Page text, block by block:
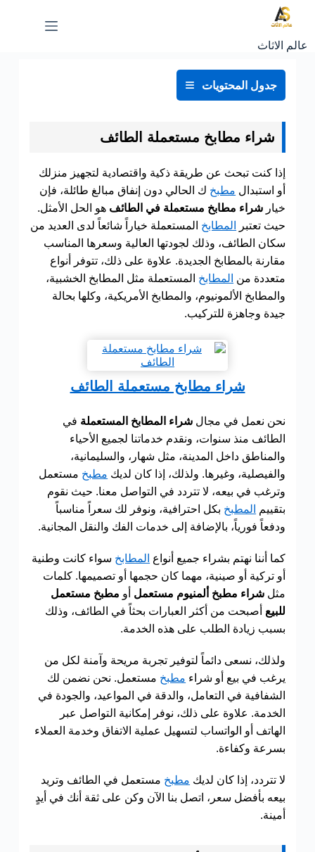
عالم الاثاث
جدول المحتويات
شراء مطابخ مستعملة الطائف
إذا كنت تبحث عن طريقة ذكية واقتصادية لتجهيز منزلك
أو استبدال مطبخ ك الحالي دون إنفاق مبالغ طائلة، فإن
خيار شراء مطابخ مستعملة في الطائف هو الحل الأمثل.
حيث تعتبر
المطابخ المستعملة خياراً شائعاً لدى العديد من
سكان الطائف، وذلك لجودتها العالية وسعرها المناسب
مقارنة بالمطابخ الجديدة. علاوة على ذلك، تتوفر أنواع
متعددة من المطابخ المستعملة مثل المطابخ الخشبية،
والمطابخ الألمونيوم، والمطابخ الأمريكية، وكلها بحالة
جيدة وجاهزة للتركيب.
شراء مطابخ مستعملة الطائف
نحن نعمل في مجال شراء المطابخ المستعملة في
الطائف منذ سنوات، ونقدم خدماتنا لجميع الأحياء
والمناطق داخل المدينة، مثل شهار، والسليمانية،
والفيصلية، وغيرها. ولذلك، إذا كان لديك مطبخ مستعمل
وترغب في بيعه، لا تتردد في التواصل معنا. حيث نقوم
بتقييم
المطبخ بكل احترافية، ونوفر لك سعراً مناسباً
ودفعاً فورياً، بالإضافة إلى خدمات الفك والنقل المجانية.
كما أننا نهتم بشراء جميع أنواع المطابخ سواء كانت وطنية
أو تركية أو صينية، مهما كان حجمها أو تصميمها. كلمات
مثل شراء مطبخ ألمنيوم مستعمل أو مطبخ مستعمل
للبيع أصبحت من أكثر العبارات بحثاً في الطائف، وذلك
بسبب زيادة الطلب على هذه الخدمة.
ولذلك، نسعى دائماً لتوفير تجربة مريحة وآمنة لكل من
يرغب في بيع أو شراء مطبخ مستعمل. نحن نضمن لك
الشفافية في التعامل، والدقة في المواعيد، والجودة في
الخدمة. علاوة على ذلك، نوفر إمكانية التواصل عبر
الهاتف أو الواتساب لتسهيل عملية الاتفاق وخدمة العملاء
بسرعة وكفاءة.
لا تتردد، إذا كان لديك مطبخ مستعمل في الطائف وتريد
بيعه بأفضل سعر، اتصل بنا الآن وكن على ثقة أنك في أيدٍ
أمينة.